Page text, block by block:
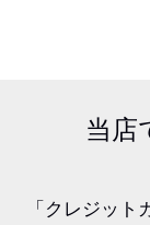
当店
「クレジット